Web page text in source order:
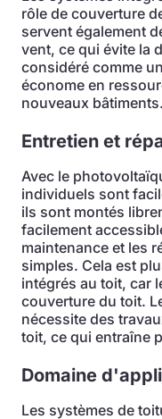
rôle de couverture
servent également
vent, ce qui évite la
considéré comme
économe en
nouveaux bâtiments.
Entretien et
Avec le
individuels sont
ils sont montés
facilement
maintenance et les
simples. Cela est
intégrés au toit, car
couverture du toit.
nécessite des
toit, ce qui entraîne
Domaine
Les systèmes de